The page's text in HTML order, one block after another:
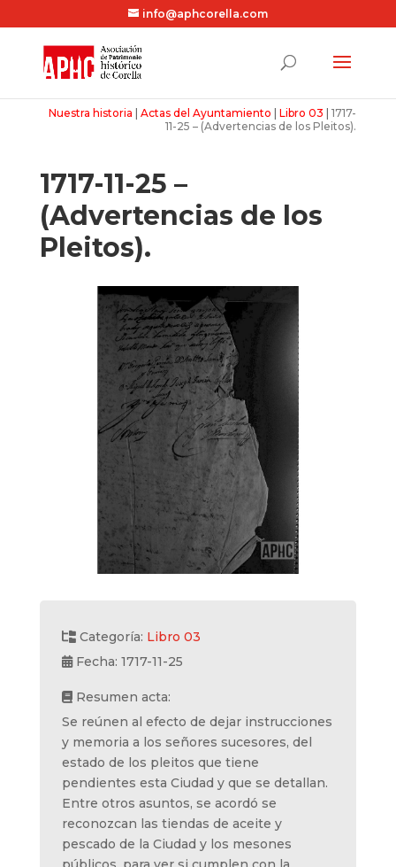
info@aphcorella.com
Nuestra historia |Actas del Ayuntamiento |Libro 03 |1717-
11-25 – (Advertencias de los Pleitos).
1717-11-25 –
(Advertencias de los
Pleitos).
Categoría: Libro 03
Fecha: 1717-11-25
Resumen acta:
Se reúnen al efecto de dejar instrucciones
y memoria a los señores sucesores, del
estado de los pleitos que tiene
pendientes esta Ciudad y que se detallan.
Entre otros asuntos, se acordó se
reconozcan las tiendas de aceite y
pescado de la Ciudad y los mesones